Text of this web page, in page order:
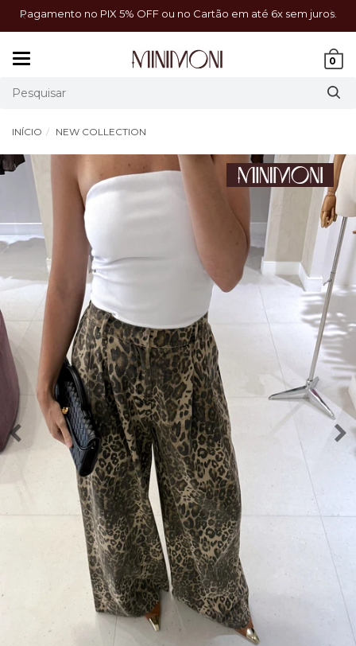
Pagamento no PIX 5% OFF ou no Cartão em até 6x sem juros.
0
INÍCIO NEW COLLECTION